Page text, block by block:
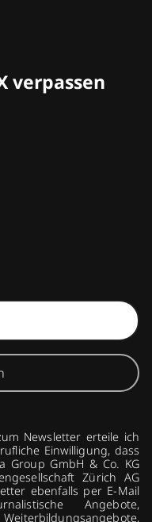
verpassen
Newsletter erteile ich
Einwilligung, dass
Group GmbH & Co. KG
Zürich AG
ebenfalls per E-Mail
Angebote,